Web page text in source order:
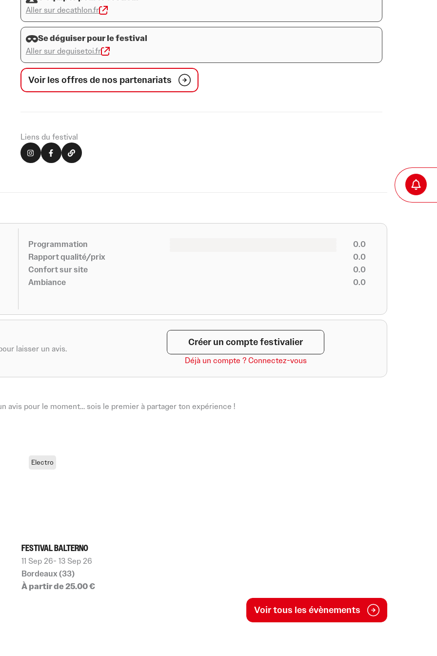
Aller sur decathlon.fr
Se déguiser pour le festival
Aller sur deguisetoi.fr
Voir les offres de nos partenariats
Liens du festival
I
n
s
F
a
c
L
i
n
Programmation
Rapport qualité/prix
Confort sur site
Ambiance
0.0
0.0
0.0
0.0
laisser un avis.
Créer un compte festivalier
Déjà un compte ? Connectez-vous
avis pour le moment… sois le premier à partager ton expérience !
Electro
FESTIVAL BALTERNO
11 Sep 26- 13 Sep 26
Bordeaux (33)
À partir de 25.00 €
Voir tous les évènements